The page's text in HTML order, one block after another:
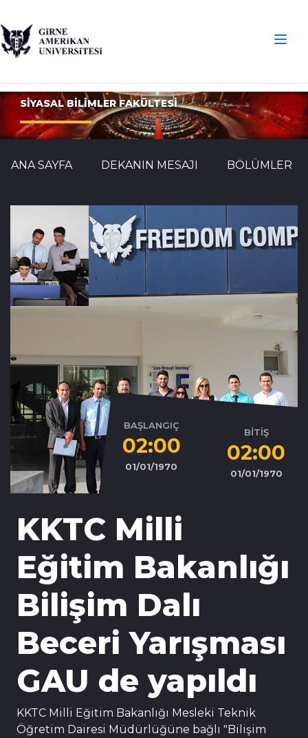
SİYASAL BİLİMLER FAKÜLTESİ
ANA SAYFA DEKANIN MESAJI BÖLÜMLER
BAŞLANGIÇ
02:00
01/01/1970
BİTİŞ
02:00
01/01/1970
KKTC Milli
Eğitim Bakanlığı
Bilişim Dalı
Beceri Yarışması
GAU de yapıldı
KKTC Milli Eğitim Bakanlığı Mesleki Teknik
Öğretim Dairesi Müdürlüğüne bağlı "Bilişim